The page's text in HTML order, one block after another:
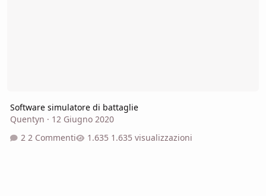
Software simulatore di battaglie
Quentyn · 12 Giugno 2020
2 Commenti
1.635 visualizzazioni